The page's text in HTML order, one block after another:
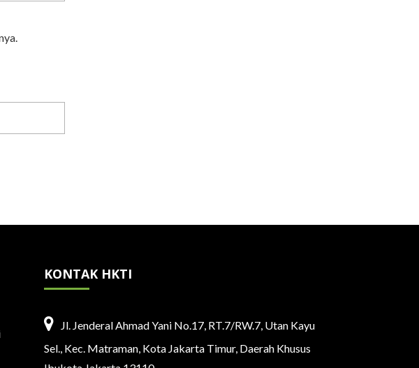
KONTAK HKTI
Jl. Jenderal Ahmad Yani No.17, RT.7/RW.7, Utan Kayu
Sel., Kec. Matraman, Kota Jakarta Timur, Daerah Khusus